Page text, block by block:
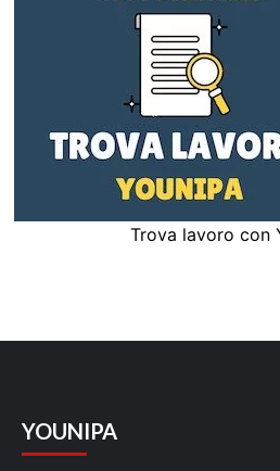
Trova lavoro con
YOUNIPA